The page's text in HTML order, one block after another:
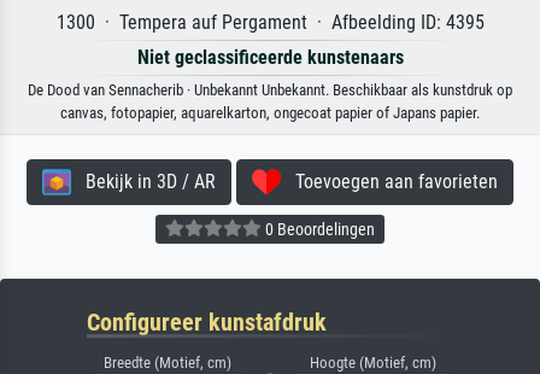
1300 · Tempera auf Pergament · Afbeelding ID: 4395
Niet geclassificeerde kunstenaars
De Dood van Sennacherib · Unbekannt Unbekannt. Beschikbaar als kunstdruk op
canvas, fotopapier, aquarelkarton, ongecoat papier of Japans papier.
Bekijk in 3D / AR Toevoegen aan favorieten
0 Beoordelingen
Configureer kunstafdruk
Breedte (Motief, cm) Hoogte (Motief, cm)